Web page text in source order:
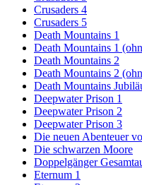
Crusaders 4
Crusaders 5
Death Mountains 1
Death Mountains 1
Death Mountains 2
Death Mountains 2
Death Mountains
Deepwater Prison 1
Deepwater Prison 2
Deepwater Prison 3
Die neuen Abenteuer
Die schwarzen Moore
Doppelgänger
Eternum 1